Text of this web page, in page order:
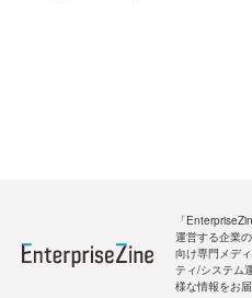
「
運営する企業
向け専門メデ
ティ/システム
様な情報をお届